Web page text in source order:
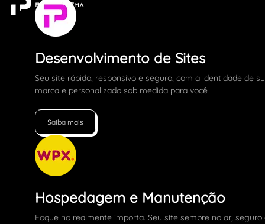
Desenvolvimento de Sites
Seu site rápido, responsivo e seguro, com a identidade de
marca e personalizado sob medida para você
Saiba mais
Hospedagem e Manutenção
Foque no realmente importa. Seu site sempre no ar, seguro